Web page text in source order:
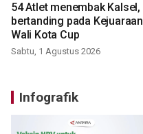
54 Atlet menembak Kalsel,
bertanding pada Kejuaraan
Wali Kota Cup
Sabtu, 1 Agustus 2026
Infografik